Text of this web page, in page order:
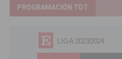
PROGRAMACIÓN TDT